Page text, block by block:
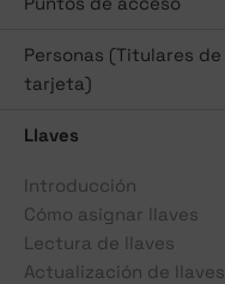
Personas (Titulares de
tarjeta)
Llaves
Introducción
Cómo asignar llaves
Lectura de llaves
Actualización de llaves